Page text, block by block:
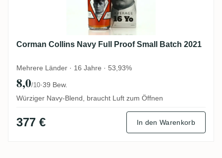
Corman Collins Navy Full Proof Small Batch 2021
Mehrere Länder · 16 Jahre · 53,93%
8,0/10·39 Bew.
Würziger Navy-Blend, braucht Luft zum Öffnen
377 € In den Warenkorb